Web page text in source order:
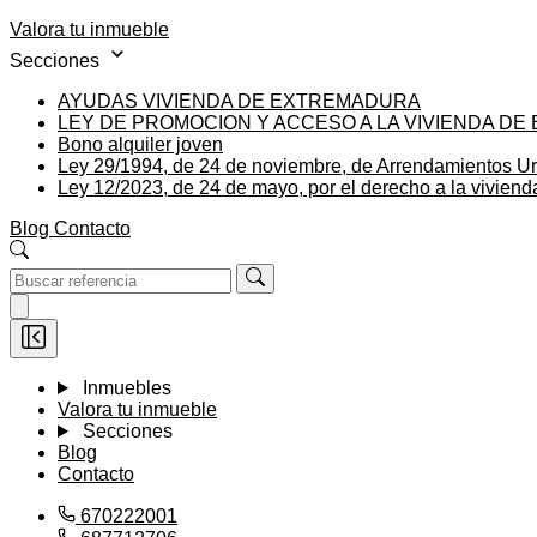
Valora tu inmueble
Secciones
AYUDAS VIVIENDA DE EXTREMADURA
LEY DE PROMOCION Y ACCESO A LA VIVIENDA
Bono alquiler joven
Ley 29/1994, de 24 de noviembre, de Arrendamientos
Ley 12/2023, de 24 de mayo, por el derecho a la
Blog Contacto
Inmuebles
Valora tu inmueble
Secciones
Blog
Contacto
670222001